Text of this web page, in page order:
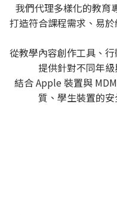
我們代理多樣化的教育
打造符合課程需求、易
從教學內容創作工具、
提供針對不同年
結合 Apple 裝置與
質、學生裝置的